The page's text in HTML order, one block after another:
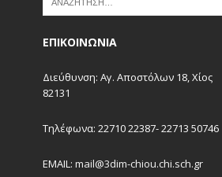
ΕΠΙΚΟΙΝΩΝΙΑ
Διεύθυνση: Αγ. Αποστόλων 18, Χίος
82131
Τηλέφωνα: 22710 22387- 22713 50746
EMAIL: mail@3dim-chiou.chi.sch.gr